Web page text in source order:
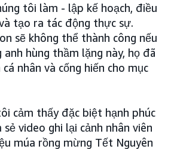
tôi làm - lập kế hoạch, điều
tạo ra tác động thực sự.
sẽ không thể thành công nếu
anh hùng thầm lặng này, họ đã
nhân và cống hiến cho mục
cảm thấy đặc biệt hạnh phúc
sẻ video ghi lại cảnh nhân viên
múa rồng mừng Tết Nguyên